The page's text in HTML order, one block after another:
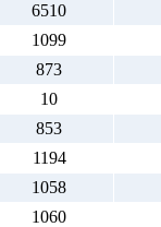
6510
1099
873
10
853
1194
1058
1060